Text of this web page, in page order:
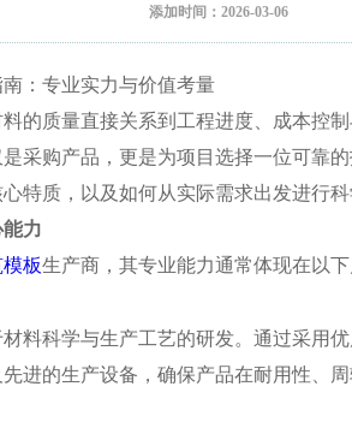
添加时间：2026-03-06
：专业实力与价值考量
的质量直接关系到工程进度、成本控
采购产品，更是为项目选择一位可靠
特质，以及如何从实际需求出发进行科
力
板生产商，其专业能力通常体现在以下
料科学与生产工艺的研发。通过采用
进的生产设备，确保产品在耐用性、